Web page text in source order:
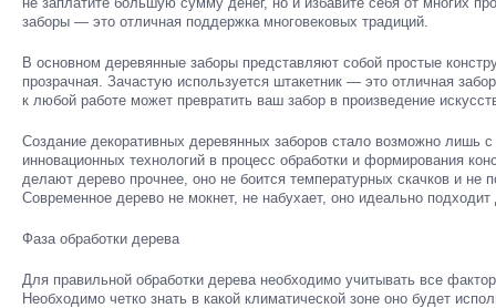
заборы — это отличная поддержка многовековых традиций.
В основном деревянные заборы представляют собой простые
прозрачная. Зачастую используется штакетник — это отличная
к любой работе может превратить ваш забор в произведение
Создание декоративных деревянных заборов стало возможно лишь
инновационных технологий в процесс обработки и формирования
делают дерево прочнее, оно не боится температурных скачков и не
Современное дерево не мокнет, не набухает, оно идеально
Фаза обработки дерева
Для правильной обработки дерева необходимо учитывать все
Необходимо четко знать в какой климатической зоне оно будет